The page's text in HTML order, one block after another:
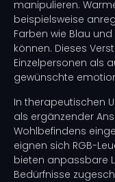
manipulieren.
beispielsweise
Farben wie Blau
können. Dieses
Einzelpersonen als
gewünschte
In therapeutischen
als ergänzender
Wohlbefindens
eignen sich RGB-
bieten anpassbare
Bedürfnisse